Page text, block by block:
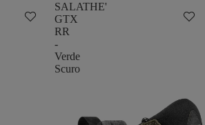
SALATHE'
GTX
RR
-
Verde
Scuro